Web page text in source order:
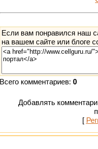
Если вам понравился наш
на вашем сайте или блоге
Всего комментариев: 0
Добавлять
[